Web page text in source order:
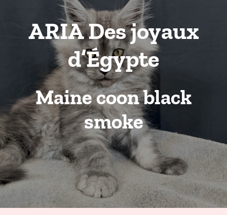
ARIA Des joyaux
d’Égypte
Maine coon black
smoke